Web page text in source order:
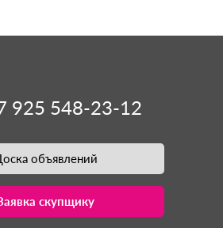
925 548-23-12
объявлений
скупщику